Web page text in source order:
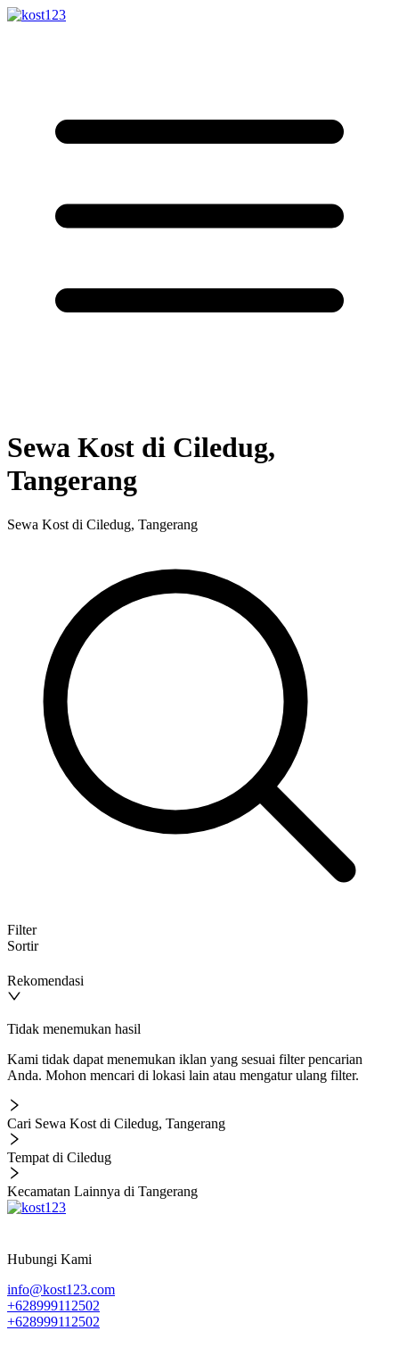
Sewa Kost di Ciledug,
Tangerang
Sewa Kost di Ciledug, Tangerang
Filter
Sortir
Rekomendasi
Tidak menemukan hasil
Kami tidak dapat menemukan iklan yang sesuai filter pencarian
Anda. Mohon mencari di lokasi lain atau mengatur ulang filter.
Cari Sewa Kost di Ciledug, Tangerang
Tempat di Ciledug
Kecamatan Lainnya di Tangerang
Hubungi Kami
info@kost123.com
+628999112502
+628999112502